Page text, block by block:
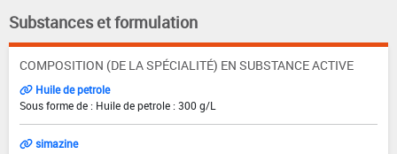
Substances et formulation
COMPOSITION (DE LA SPÉCIALITÉ) EN SUBSTANCE ACTIVE
Huile de petrole
Sous forme de : Huile de petrole : 300 g/L
simazine